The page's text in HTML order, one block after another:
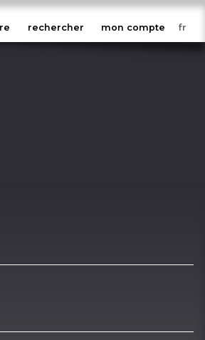
rechercher mon compte